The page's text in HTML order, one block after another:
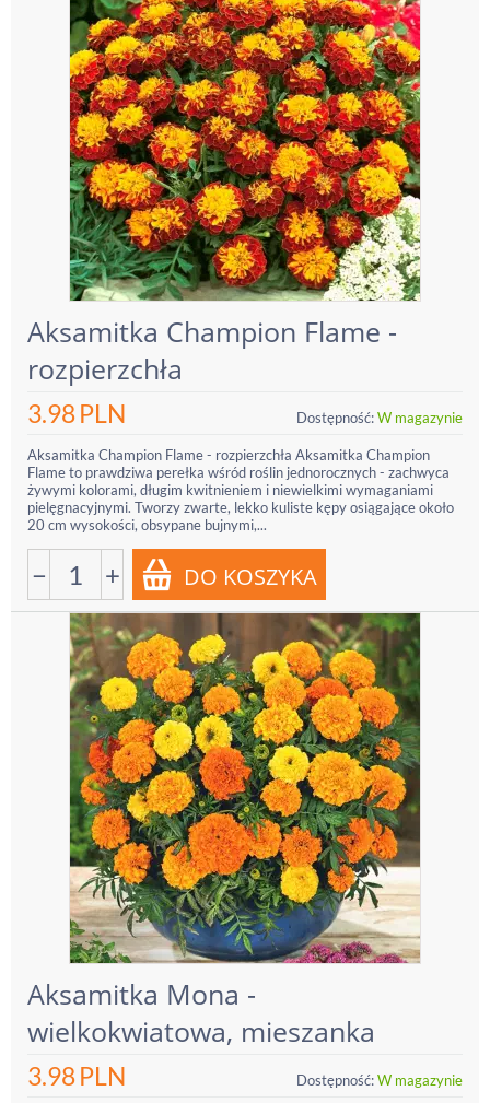
Aksamitka Champion Flame -
rozpierzchła
3.98PLN Dostępność:W magazynie
Aksamitka Champion Flame - rozpierzchła Aksamitka Champion
Flame to prawdziwa perełka wśród roślin jednorocznych - zachwyca
żywymi kolorami, długim kwitnieniem i niewielkimi wymaganiami
pielęgnacyjnymi. Tworzy zwarte, lekko kuliste kępy osiągające około
20 cm wysokości, obsypane bujnymi,...
− +
Aksamitka Mona -
wielkokwiatowa, mieszanka
3.98PLN Dostępność:W magazynie